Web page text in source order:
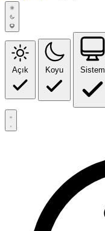
Açık Koyu Sistem